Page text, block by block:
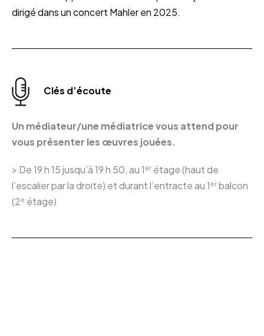
dirigé dans un concert Mahler en 2025.
Clés d’écoute
Un médiateur/une médiatrice vous attend pour
vous présenter les œuvres jouées.
> De 19 h 15 jusqu’à 19 h 50, au 1 er étage (haut de
l’escalier par la droite) et durant l’entracte au 1 er balcon
(2e étage)